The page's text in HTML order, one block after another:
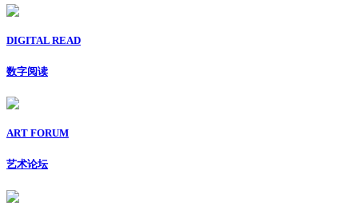
DIGITAL READ
数字阅读
ART FORUM
艺术论坛